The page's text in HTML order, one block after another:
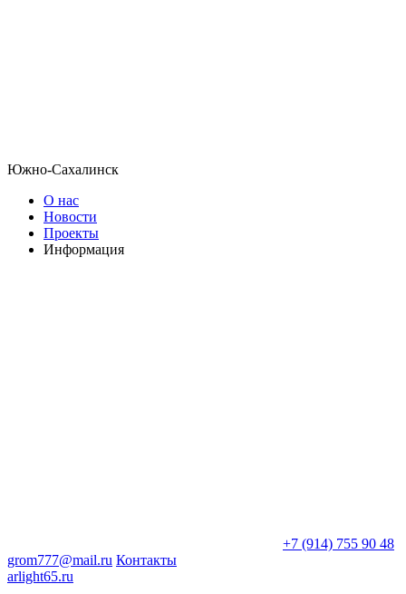
Южно-Сахалинск
О нас
Новости
Проекты
Информация
+7 (914) 755 90 48
grom777@mail.ru Контакты
arlight65.ru